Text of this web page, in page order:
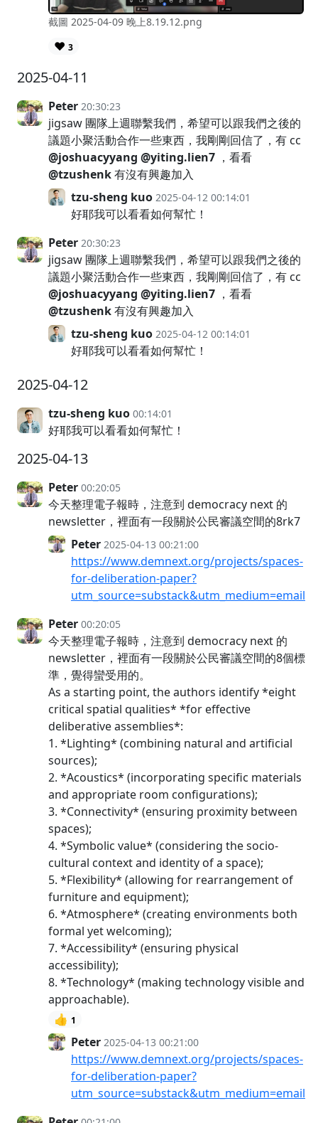
截圖 2025-04-09 晚上8.19.12.png
❤️ 3
2025-04-11
Peter 20:30:23
jigsaw 團隊上週聯繫我們，希望可以跟我們之後的
議題小聚活動合作一些東西，我剛剛回信了，有 cc
@joshuacyyang @yiting.lien7 ，看看
@tzushenk有沒有興趣加入
tzu-sheng kuo 2025-04-12 00:14:01
好耶我可以看看如何幫忙！
Peter 20:30:23
jigsaw 團隊上週聯繫我們，希望可以跟我們之後的
議題小聚活動合作一些東西，我剛剛回信了，有 cc
@joshuacyyang @yiting.lien7 ，看看
@tzushenk有沒有興趣加入
tzu-sheng kuo 2025-04-12 00:14:01
好耶我可以看看如何幫忙！
2025-04-12
tzu-sheng kuo 00:14:01
好耶我可以看看如何幫忙！
2025-04-13
Peter 00:20:05
今天整理電子報時，注意到 democracy next 的
newsletter，裡面有一段關於公民審議空間的8rk7
Peter 2025-04-13 00:21:00
https://www.demnext.org/projects/spaces-
for-deliberation-paper?
utm_source=substack&utm_medium=email
Peter 00:20:05
今天整理電子報時，注意到 democracy next 的
newsletter，裡面有一段關於公民審議空間的8個標
準，覺得蠻受用的。
As a starting point, the authors identify *eight
critical spatial qualities* *for effective
deliberative assemblies*:
1. *Lighting* (combining natural and artificial
sources);
2. *Acoustics* (incorporating specific materials
and appropriate room configurations);
3. *Connectivity* (ensuring proximity between
spaces);
4. *Symbolic value* (considering the socio-
cultural context and identity of a space);
5. *Flexibility* (allowing for rearrangement of
furniture and equipment);
6. *Atmosphere* (creating environments both
formal yet welcoming);
7. *Accessibility* (ensuring physical
accessibility);
8. *Technology* (making technology visible and
approachable).
👍 1
Peter 2025-04-13 00:21:00
https://www.demnext.org/projects/spaces-
for-deliberation-paper?
utm_source=substack&utm_medium=email